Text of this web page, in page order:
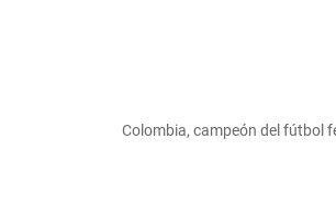
Colombia, campeón del fútbol